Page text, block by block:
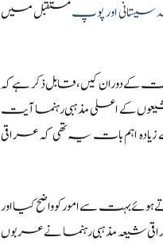
اور پوپ مستقبل میں
دوران کیں، قابل ذکر ہے کہ
کے اعلی مذہبی رہنما آیت
اہم بات یہ تھی کہ عراقی
بہت سے امور کو واضح کیا اور
شیعہ مذہبی رہنما نے عربوں